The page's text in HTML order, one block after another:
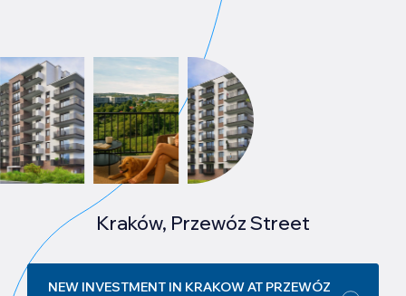
Kraków, Przewóz Street
NEW INVESTMENT IN KRAKOW AT PRZEWÓZ